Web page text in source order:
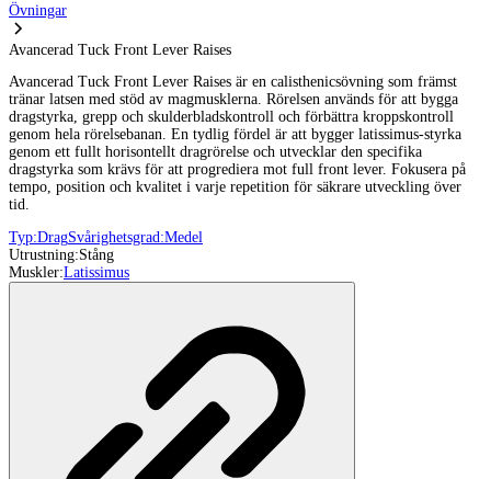
Övningar
Avancerad Tuck Front Lever Raises
Avancerad Tuck Front Lever Raises är en calisthenicsövning som främst
tränar latsen med stöd av magmusklerna. Rörelsen används för att bygga
dragstyrka, grepp och skulderbladskontroll och förbättra kroppskontroll
genom hela rörelsebanan. En tydlig fördel är att bygger latissimus-styrka
genom ett fullt horisontellt dragrörelse och utvecklar den specifika
dragstyrka som krävs för att progrediera mot full front lever. Fokusera på
tempo, position och kvalitet i varje repetition för säkrare utveckling över
tid.
Typ:DragSvårighetsgrad:Medel
Utrustning:Stång
Muskler:Latissimus